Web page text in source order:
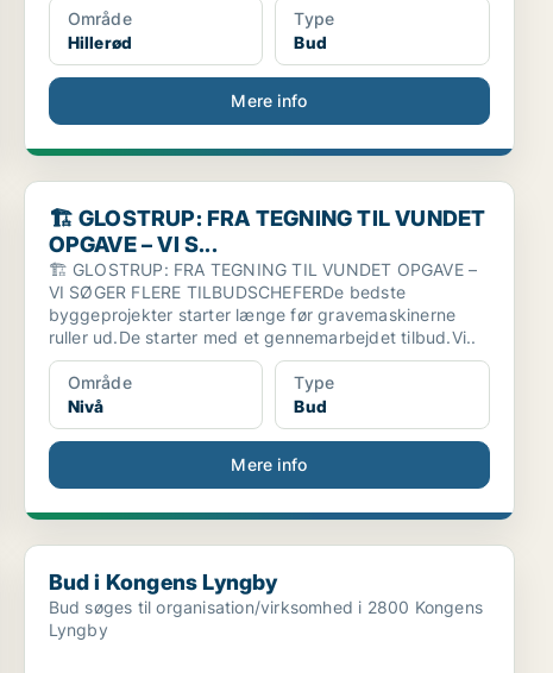
Område
Hillerød
Type
Bud
Mere info
🏗️ GLOSTRUP: FRA TEGNING TIL VUNDET OPGAVE – VI
🏗️ GLOSTRUP: FRA TEGNING TIL VUNDET
OPGAVE – VI S...
🏗️ GLOSTRUP: FRA TEGNING TIL VUNDET OPGAVE –
VI SØGER FLERE TILBUDSCHEFERDe bedste
byggeprojekter starter længe før gravemaskinerne
ruller ud.De starter med et gennemarbejdet tilbud.Vi..
Område
Nivå
Type
Bud
Mere info
Bud i Kongens Lyngby
Bud i Kongens Lyngby
Bud søges til organisation/virksomhed i 2800 Kongens
Lyngby